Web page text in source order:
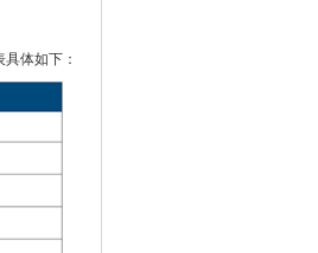
体如下：